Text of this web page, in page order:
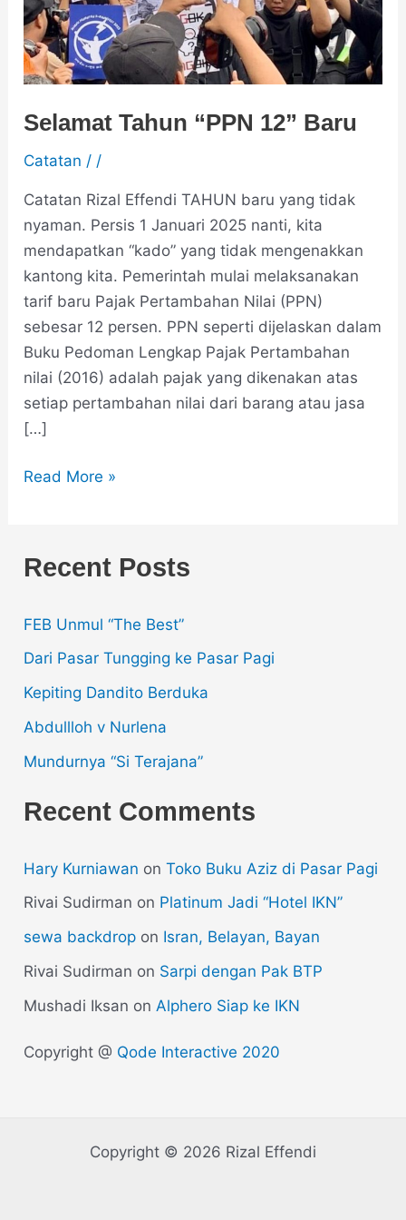
Selamat Tahun “PPN 12” Baru
Catatan / /
Catatan Rizal Effendi TAHUN baru yang tidak
nyaman. Persis 1 Januari 2025 nanti, kita
mendapatkan “kado” yang tidak mengenakkan
kantong kita. Pemerintah mulai melaksanakan
tarif baru Pajak Pertambahan Nilai (PPN)
sebesar 12 persen. PPN seperti dijelaskan dalam
Buku Pedoman Lengkap Pajak Pertambahan
nilai (2016) adalah pajak yang dikenakan atas
setiap pertambahan nilai dari barang atau jasa
[…]
Read More »
Recent Posts
FEB Unmul “The Best”
Dari Pasar Tungging ke Pasar Pagi
Kepiting Dandito Berduka
Abdullloh v Nurlena
Mundurnya “Si Terajana”
Recent Comments
Hary Kurniawan onToko Buku Aziz di Pasar Pagi
Rivai Sudirman on Platinum Jadi “Hotel IKN”
sewa backdrop on Isran, Belayan, Bayan
Rivai Sudirman on Sarpi dengan Pak BTP
Mushadi Iksan on Alphero Siap ke IKN
Copyright @ Qode Interactive 2020
Copyright © 2026 Rizal Effendi